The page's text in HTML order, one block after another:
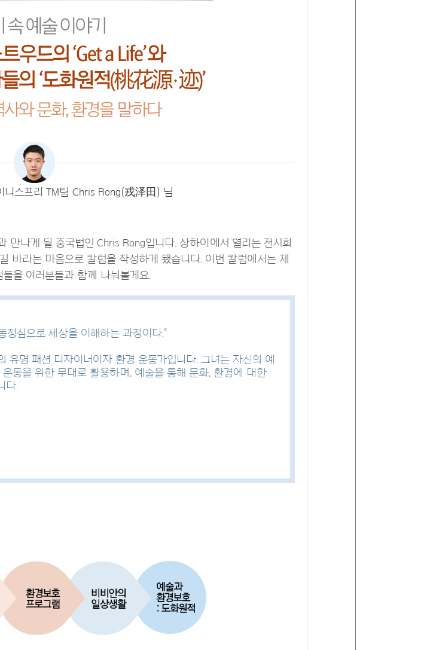
니스프리 TM팀 Chris Rong(戎泽田) 님
만나게 될 중국법인 Chris Rong입니다. 상하이에서 열리는 전시회
바라는 마음으로 칼럼을 작성하게 됐습니다. 이번 칼럼에서는 제
을 여러분들과 함께 나눠볼게요.
정심으로 세상을 이해하는 과정이다."
유명 패션 디자이너이자 환경 운동가입니다. 그녀는 자신의 예
동을 위한 무대로 활용하며, 예술을 통해 문화, 환경에 대한
다.